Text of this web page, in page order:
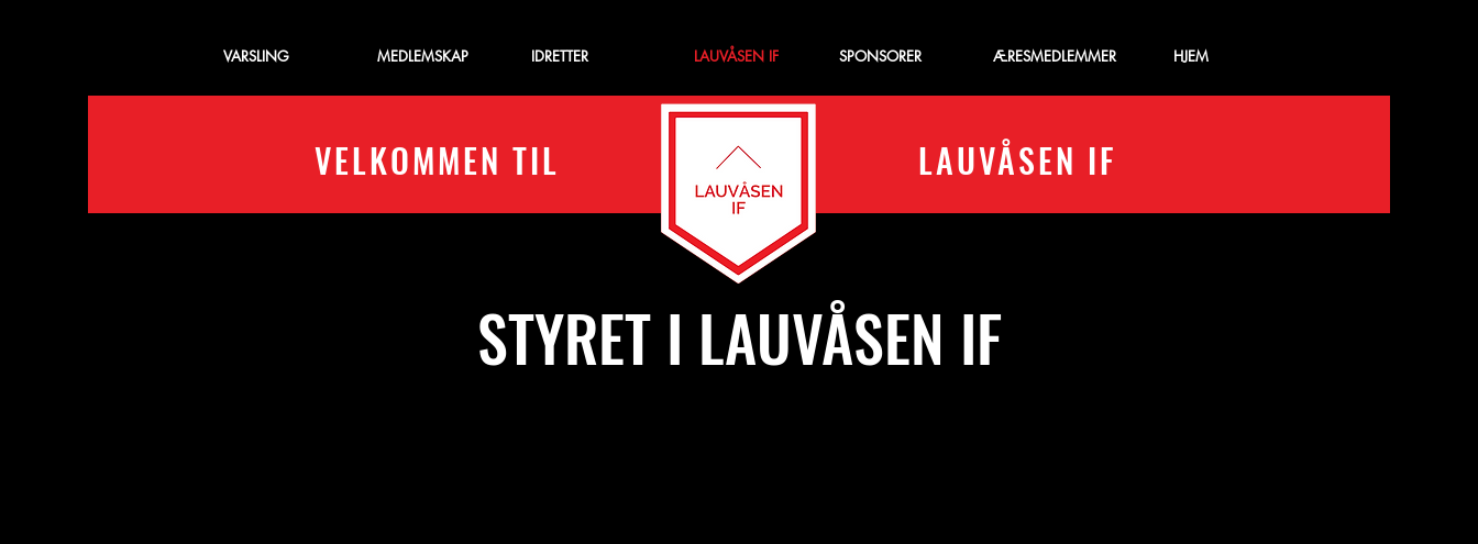
VARSLING MEDLEMSKAP IDRETTER ‎ ‎‎ LAUVÅSEN IF SPONSORER ÆRESMEDLEMMER ‎ ‎ ‎‎ ‎ ‎ ‎ HJEM
VELKOMMEN TIL LAUVÅSEN IF
STYRET I LAUVÅSEN IF